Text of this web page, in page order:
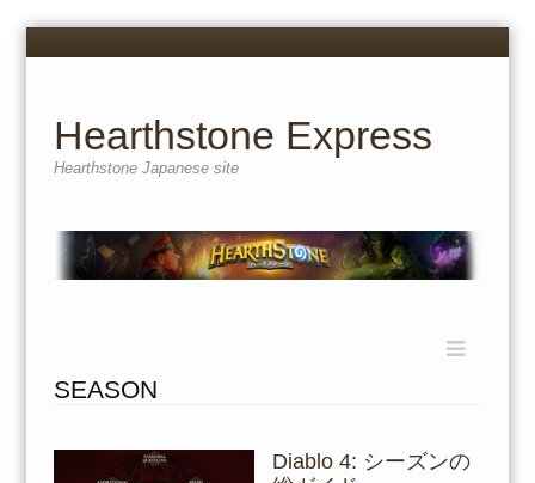
Menu
Hearthstone Express
Hearthstone Japanese site
content
SEASON
Diablo 4: シーズンの